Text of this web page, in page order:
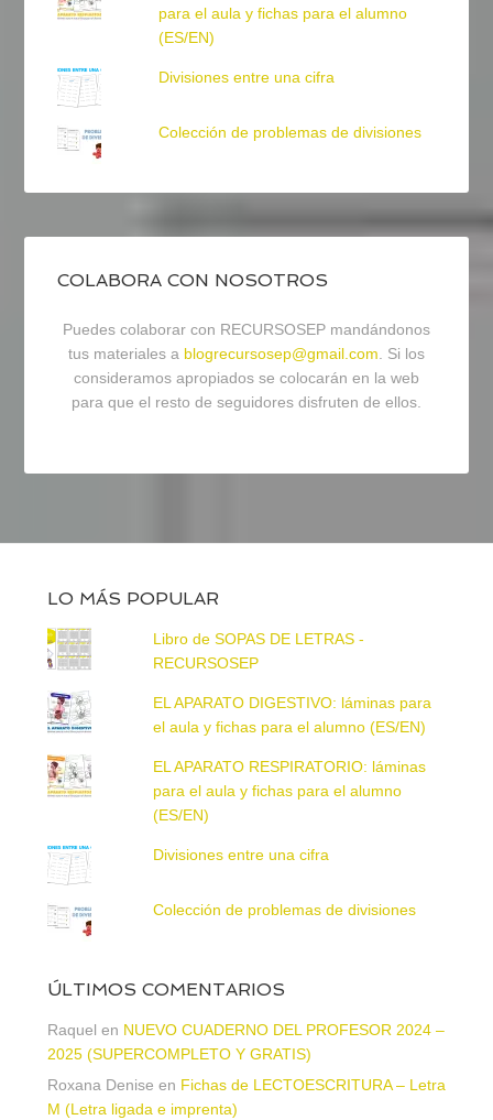
para el aula y fichas para el alumno
(ES/EN)
Divisiones entre una cifra
Colección de problemas de divisiones
COLABORA CON NOSOTROS
Puedes colaborar con RECURSOSEP mandándonos
tus materiales a blogrecursosep@gmail.com. Si los
consideramos apropiados se colocarán en la web
para que el resto de seguidores disfruten de ellos.
LO MÁS POPULAR
Libro de SOPAS DE LETRAS -
RECURSOSEP
EL APARATO DIGESTIVO: láminas para
el aula y fichas para el alumno (ES/EN)
EL APARATO RESPIRATORIO: láminas
para el aula y fichas para el alumno
(ES/EN)
Divisiones entre una cifra
Colección de problemas de divisiones
ÚLTIMOS COMENTARIOS
Raquel en NUEVO CUADERNO DEL PROFESOR 2024 –
2025 (SUPERCOMPLETO Y GRATIS)
Roxana Denise en Fichas de LECTOESCRITURA – Letra
M (Letra ligada e imprenta)